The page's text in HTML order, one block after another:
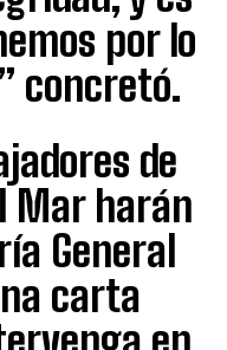
por lo
concretó.
de
Mar harán
General
carta